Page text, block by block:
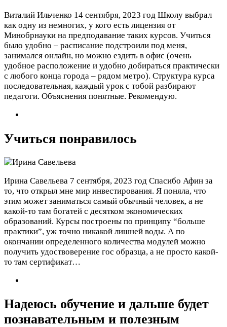
Виталий Ильченко 14 сентября, 2023 год Школу выбрал
как одну из немногих, у кого есть лицензия от
Минобрнауки на предподавание таких курсов. Учиться
было удобно – расписание подстроили под меня,
занимался онлайн, но можно ездить в офис (очень
удобное расположение и удобно добираться практически
с любого конца города – рядом метро). Структура курса
последовательная, каждый урок с тобой разбирают
педагоги. Объяснения понятные. Рекомендую.
Учиться понравилось
Ирина Савельева 7 сентября, 2023 год Спасибо Афин за
то, что открыл мне мир инвестирования. Я поняла, что
этим может заниматься самый обычный человек, а не
какой-то там богатей с десятком экономических
образований. Курсы построены по принципу “больше
практики”, уж точно никакой лишней воды. А по
окончании определенного количества модулей можно
получить удоствоверение гос образца, а не просто какой-
то там сертификат…
Надеюсь обучение и дальше будет
познавательным и полезным